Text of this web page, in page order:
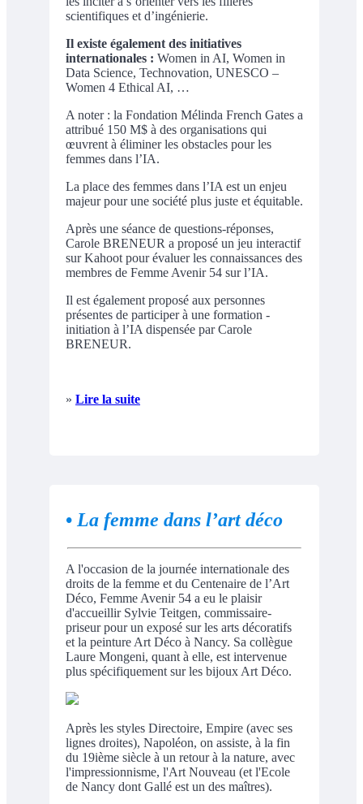
scientifiques et d’ingénierie.
Il existe également des initiatives
internationales : Women in AI, Women in
Data Science, Technovation, UNESCO –
Women 4 Ethical AI, …
A noter : la Fondation Mélinda French Gates a
attribué 150 M$ à des organisations qui
œuvrent à éliminer les obstacles pour les
femmes dans l’IA.
La place des femmes dans l’IA est un enjeu
majeur pour une société plus juste et équitable.
Après une séance de questions-réponses,
Carole BRENEUR a proposé un jeu interactif
sur Kahoot pour évaluer les connaissances des
membres de Femme Avenir 54 sur l’IA.
Il est également proposé aux personnes
présentes de participer à une formation -
initiation à l’IA dispensée par Carole
BRENEUR.
» Lire la suite
• La femme dans l’art déco
A l'occasion de la journée internationale des
droits de la femme et du Centenaire de l’Art
Déco, Femme Avenir 54 a eu le plaisir
d'accueillir Sylvie Teitgen, commissaire-
priseur pour un exposé sur les arts décoratifs
et la peinture Art Déco à Nancy. Sa collègue
Laure Mongeni, quant à elle, est intervenue
plus spécifiquement sur les bijoux Art Déco.
Après les styles Directoire, Empire (avec ses
lignes droites), Napoléon, on assiste, à la fin
du 19ième siècle à un retour à la nature, avec
l'impressionnisme, l'Art Nouveau (et l'Ecole
de Nancy dont Gallé est un des maîtres).